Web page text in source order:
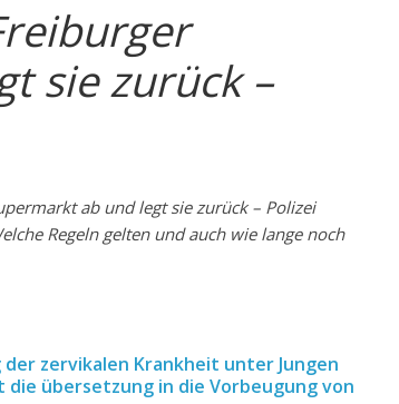
sie zurück –
ab und legt sie zurück – Polizei
Regeln gelten und auch wie lange noch
zervikalen Krankheit unter Jungen
die übersetzung in die Vorbeugung von